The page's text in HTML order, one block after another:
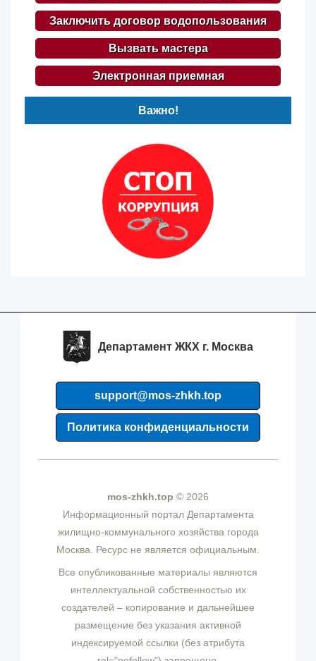
Заключить договор водопользования
Вызвать мастера
Электронная приемная
Важно!
Департамент ЖКХ г. Москва
support@mos-zhkh.top
Политика конфиденциальности
mos-zhkh.top © 2026
Информационный портал Департамента
жилищно-коммунального хозяйства города
Москва. Ресурс не является официальным.
Все опубликованные материалы являются
интеллектуальной собственностью их
создателей – копирование и дальнейшее
размещение без указания активной
индексируемой ссылки (без атрибута